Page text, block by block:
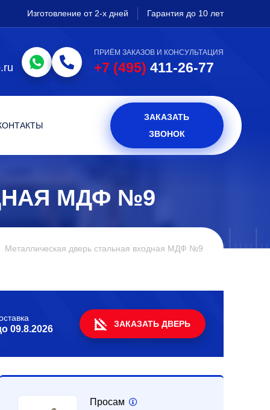
Изготовление от 2-х дней Гарантия до 10 лет
ПРИЁМ ЗАКАЗОВ И КОНСУЛЬТАЦИЯ
+7 (495) 411-26-77
ЗАКАЗАТЬ
ЗВОНОК
МДФ №9
Металлическая дверь стальная входная МДФ №9
09.8.2026 ЗАКАЗАТЬ ДВЕРЬ
Просам